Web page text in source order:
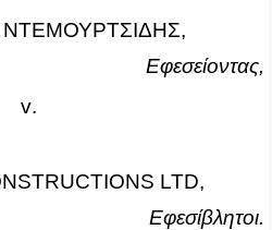
Εφεσείοντας,
v.
LTD,
Εφεσίβλητοι.